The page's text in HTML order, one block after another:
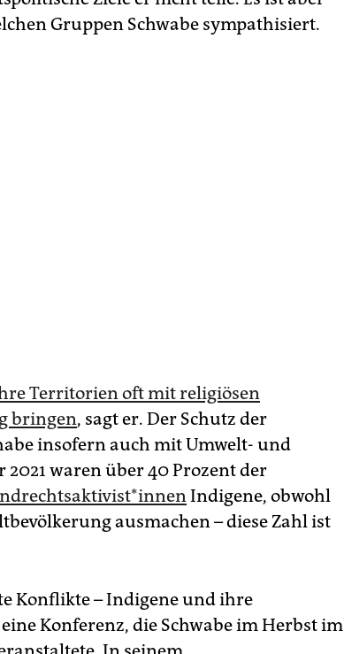
Gruppen Schwabe sympathisiert.
Territorien oft mit religiösen
bringen, sagt er. Der Schutz der
insofern auch mit Umwelt- und
waren über 40 Prozent der
Indigene, obwohl
ausmachen – diese Zahl ist
Konflikte – Indigene und ihre
Konferenz, die Schwabe im Herbst im